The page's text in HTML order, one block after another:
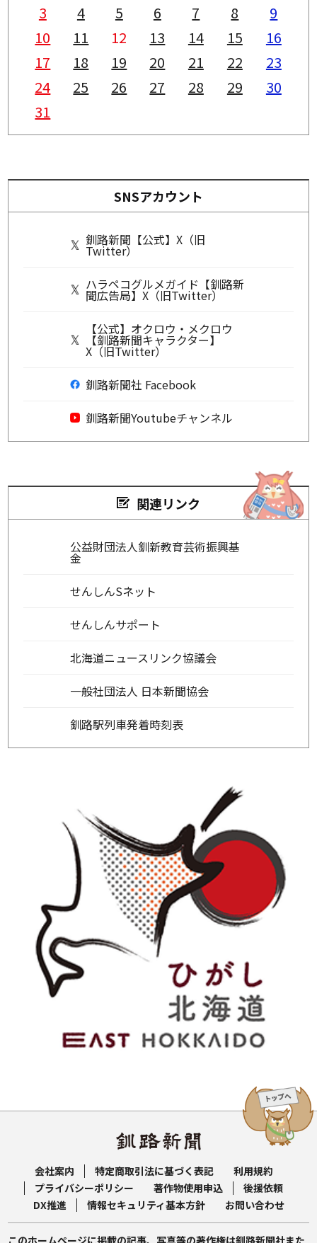
3
4 5 6 7 8
9
10
11 12 13 14 15
16
17
18 19 20 21 22
23
24
25 26 27 28 29
30
31
SNSアカウント
釧路新聞【公式】X（旧
Twitter）
ハラペコグルメガイド【釧路新
聞広告局】X（旧Twitter）
【公式】オクロウ・メクロウ
【釧路新聞キャラクター】
X（旧Twitter）
釧路新聞社 Facebook
釧路新聞Youtubeチャンネル
関連リンク
公益財団法人釧新教育芸術振興基
金
せんしんSネット
せんしんサポート
北海道ニュースリンク協議会
一般社団法人 日本新聞協会
釧路駅列車発着時刻表
会社案内 特定商取引法に基づく表記
利用規約
プライバシーポリシー
著作物使用申込
後援依頼
DX推進
情報セキュリティ基本方針 お問い合わせ
このホームページに掲載の記事、写真等の著作権は釧路新聞社また